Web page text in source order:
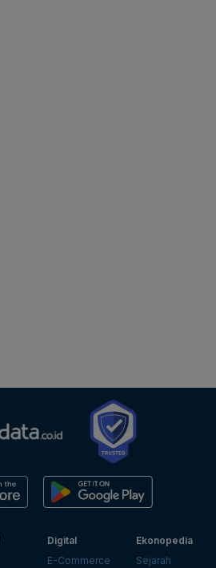
Digital
E-Commerce
Ekonopedia
Sejarah